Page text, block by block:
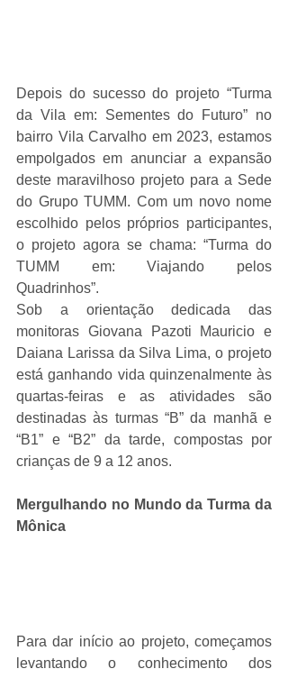
Depois do sucesso do projeto “Turma
da Vila em: Sementes do Futuro” no
bairro Vila Carvalho em 2023, estamos
empolgados em anunciar a expansão
deste maravilhoso projeto para a Sede
do Grupo TUMM. Com um novo nome
escolhido pelos próprios participantes,
o projeto agora se chama: “Turma do
TUMM em: Viajando pelos
Quadrinhos”.
Sob a orientação dedicada das
monitoras Giovana Pazoti Mauricio e
Daiana Larissa da Silva Lima, o projeto
está ganhando vida quinzenalmente às
quartas-feiras e as atividades são
destinadas às turmas “B” da manhã e
“B1” e “B2” da tarde, compostas por
crianças de 9 a 12 anos.
Mergulhando no Mundo da Turma da
Mônica
Para dar início ao projeto, começamos
levantando o conhecimento dos